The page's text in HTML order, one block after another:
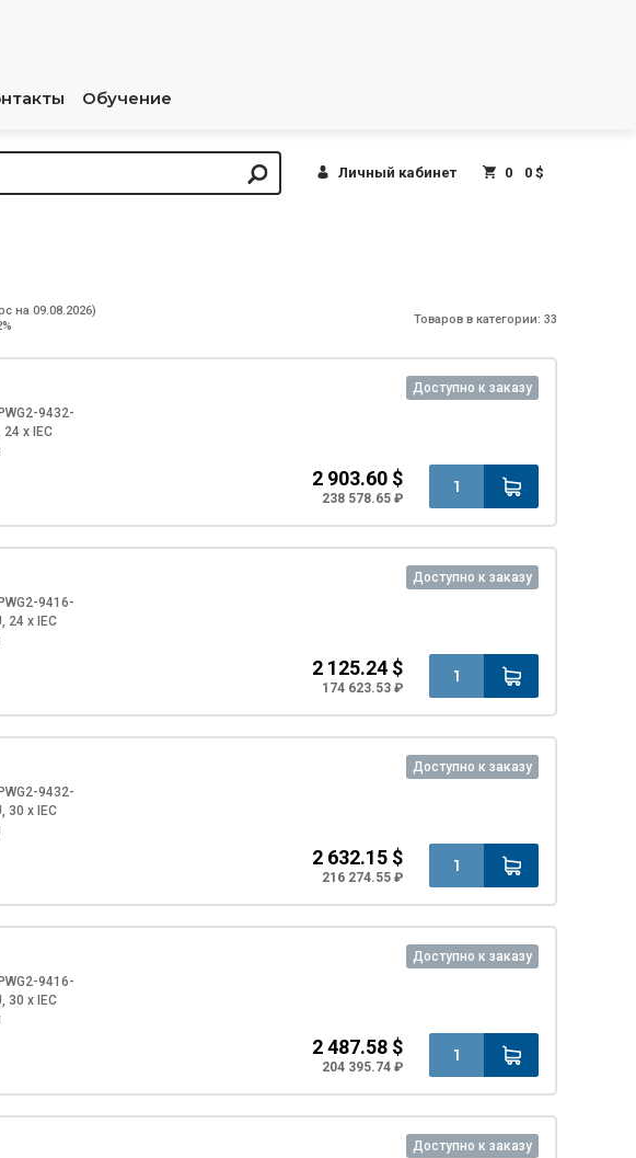
Обучение
Личный кабинет 0 0 $
на 09.08.2026)
Товаров в категории: 33
Доступно к заказу
9432-
x IEC
2 903.60 $
238 578.65 ₽
Доступно к заказу
9416-
24 x IEC
2 125.24 $
174 623.53 ₽
Доступно к заказу
9432-
30 x IEC
2 632.15 $
216 274.55 ₽
Доступно к заказу
9416-
30 x IEC
2 487.58 $
204 395.74 ₽
Доступно к заказу